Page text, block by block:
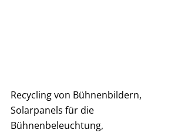
Recycling von Bühnenbildern,
Solarpanels für die
Bühnenbeleuchtung,